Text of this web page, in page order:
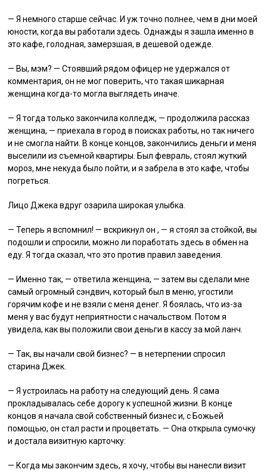
— Я немного старше сейчас. И уж точно полнее, чем в дни моей
юности, когда вы работали здесь. Однажды я зашла именно в
это кафе, голодная, замерзшая, в дешевой одежде.
— Вы, мэм? — Стоявший рядом офицер не удержался от
комментария, он не мог поверить, что такая шикарная
женщина когда-то могла выглядеть иначе.
— Я тогда только закончила колледж, — продолжила рассказ
женщина, — приехала в город в поисках работы, но так ничего
и не смогла найти. В конце концов, закончились деньги и меня
выселили из съемной квартиры. Был февраль, стоял жуткий
мороз, мне некуда было пойти, и я забрела в это кафе, чтобы
погреться.
Лицо Джека вдруг озарила широкая улыбка.
— Теперь я вспомнил! — вскрикнул он , — я стоял за стойкой, вы
подошли и спросили, можно ли поработать здесь в обмен на
еду. Я тогда сказал, что это против правил заведения.
— Именно так, — ответила женщина, — затем вы сделали мне
самый огромный сэндвич, который был в меню, угостили
горячим кофе и не взяли с меня денег. Я боялась, что из-за
меня у вас будут неприятности с начальством. Потом я
увидела, как вы положили свои деньги в кассу за мой ланч.
— Так, вы начали свой бизнес? — в нетерпении спросил
старина Джек.
— Я устроилась на работу на следующий день. Я сама
прокладывалась себе дорогу к успешной жизни. В конце
концов я начала свой собственный бизнес и, с Божьей
помощью, он стал расти и процветать. — Она открыла сумочку
и достала визитную карточку:
— Когда мы закончим здесь, я хочу, чтобы вы нанесли визит